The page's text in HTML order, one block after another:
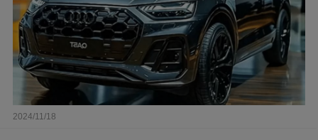
2024/11/18